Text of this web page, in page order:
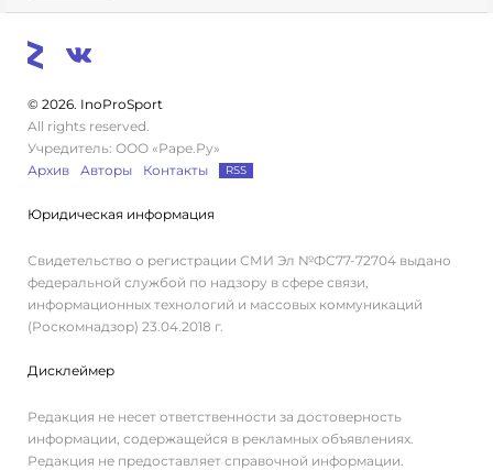
© 2026. InoProSport
All rights reserved.
Учредитель: ООО «Раре.Ру»
Архив
Авторы Контакты RSS
Юридическая информация
Свидетельство о регистрации СМИ Эл №ФС77-72704 выдано
федеральной службой по надзору в сфере связи,
информационных технологий и массовых коммуникаций
(Роскомнадзор) 23.04.2018 г.
Дисклеймер
Редакция не несет ответственности за достоверность
информации, содержащейся в рекламных объявлениях.
Редакция не предоставляет справочной информации.